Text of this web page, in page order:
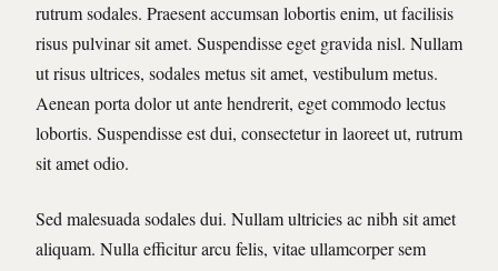
rutrum sodales. Praesent accumsan lobortis enim, ut facilisis
risus pulvinar sit amet. Suspendisse eget gravida nisl. Nullam
ut risus ultrices, sodales metus sit amet, vestibulum metus.
Aenean porta dolor ut ante hendrerit, eget commodo lectus
lobortis. Suspendisse est dui, consectetur in laoreet ut, rutrum
sit amet odio.
Sed malesuada sodales dui. Nullam ultricies ac nibh sit amet
aliquam. Nulla efficitur arcu felis, vitae ullamcorper sem